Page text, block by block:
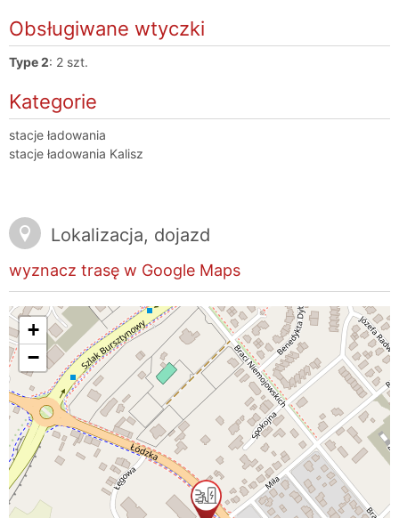
Obsługiwane wtyczki
Type 2: 2 szt.
Kategorie
stacje ładowania
stacje ładowania Kalisz
Lokalizacja, dojazd
wyznacz trasę w Google Maps
+
−